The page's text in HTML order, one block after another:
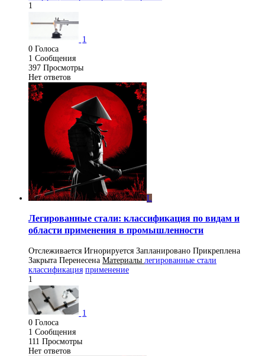
1
1
0 Голоса
1 Сообщения
397 Просмотры
Нет ответов
L
Легированные стали: классификация по видам и
области применения в промышленности
Отслеживается Игнорируется Запланировано Прикреплена
Закрыта Перенесена Материалы легированные стали
классификация применение
1
1
0 Голоса
1 Сообщения
111 Просмотры
Нет ответов